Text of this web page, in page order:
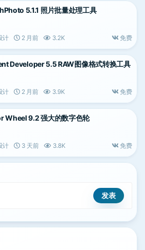
5.1.1 照片批量处理工具
计 2 月前 3.2K 免费
Developer 5.5 RAW图像格式转换工具
计 2 月前 3.9K 免费
Wheel 9.2 强大的数字色轮
计 3 天前 3.8K 免费